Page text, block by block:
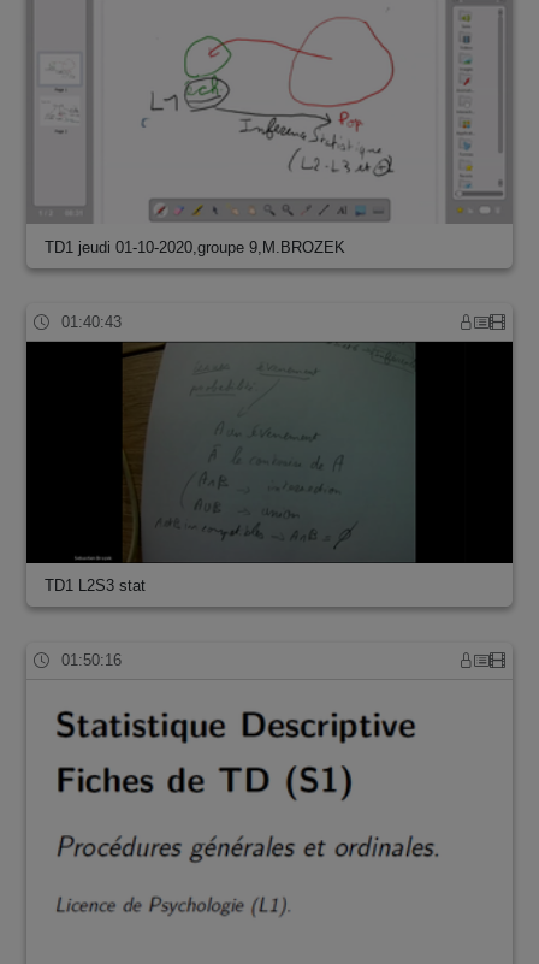
TD1 jeudi 01-10-2020,groupe 9,M.BROZEK
01:40:43
TD1 L2S3 stat
01:50:16